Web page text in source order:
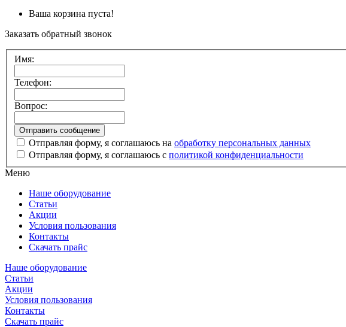
Ваша корзина пуста!
Заказать обратный звонок
Имя:
Телефон:
Вопрос:
Отправляя форму, я соглашаюсь на обработку персональных данных
Отправляя форму, я соглашаюсь с политикой конфиденциальности
Меню
Наше оборудование
Статьи
Акции
Условия пользования
Контакты
Скачать прайс
Наше оборудование
Статьи
Акции
Условия пользования
Контакты
Скачать прайс